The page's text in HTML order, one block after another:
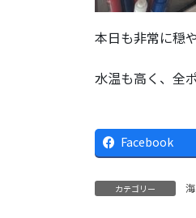
本日も非常に穏
水温も高く、全
Facebook
カテゴリー